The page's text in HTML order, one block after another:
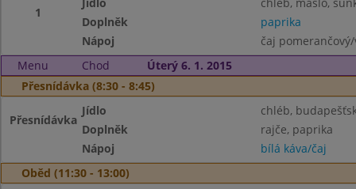
1
Doplněk
paprika
Nápoj
čaj
Menu
Chod
Úterý 6. 1. 2015
Přesnídávka (8:30 - 8:45)
Přesnídávka
Jídlo
chléb,
Doplněk
rajče, paprika
Nápoj
bílá káva/čaj
Oběd (11:30 - 13:00)